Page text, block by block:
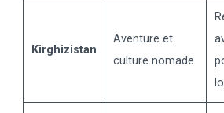
Kirghizistan
Aventure et
culture nomade